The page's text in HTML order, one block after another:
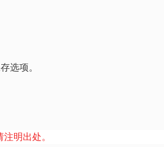
选项。
明出处。